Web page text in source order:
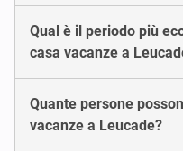
Qual è il periodo più
casa vacanze a
Quante persone
vacanze a Leucade?